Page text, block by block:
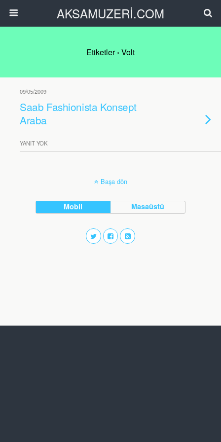
AKSAMUZERİ.COM
Etiketler › Volt
09/05/2009
Saab Fashionista Konsept
Araba
YANIT YOK
Başa dön
Mobil Masaüstü